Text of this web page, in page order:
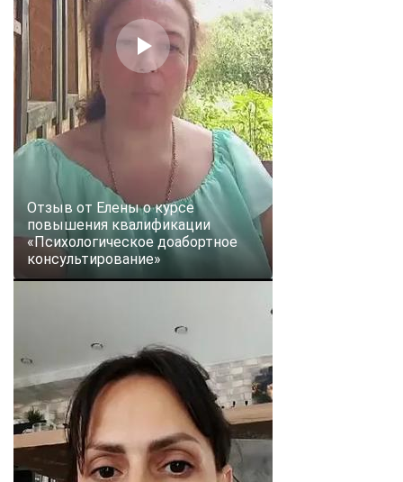
Отзыв от Елены о курсе
повышения квалификации
«Психологическое доабортное
консультирование»